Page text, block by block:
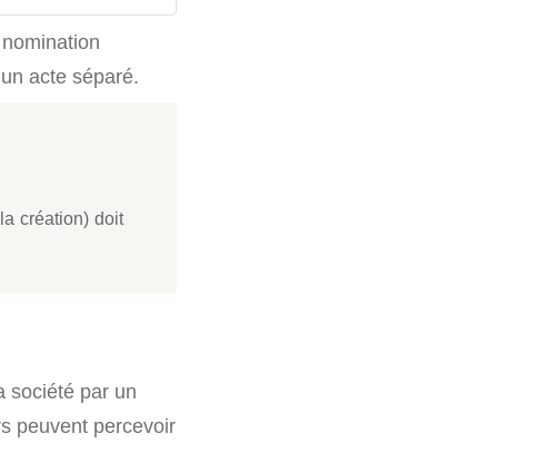
acte séparé.
création) doit
société par un
peuvent percevoir